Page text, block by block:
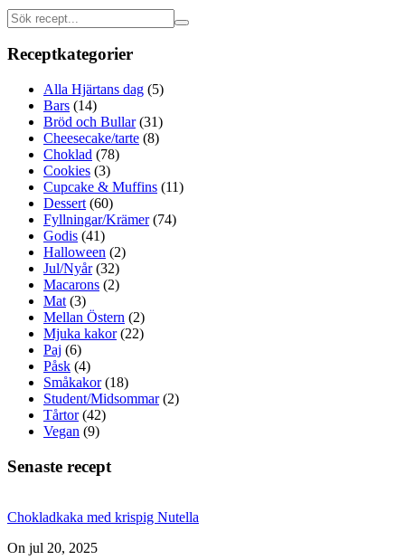
Receptkategorier
Alla Hjärtans dag (5)
Bars (14)
Bröd och Bullar(31)
Cheesecake/tarte (8)
Choklad (78)
Cookies (3)
Cupcake & Muffins (11)
Dessert (60)
Fyllningar/Krämer(74)
Godis (41)
Halloween (2)
Jul/Nyår(32)
Macarons (2)
Mat (3)
Mellan Östern (2)
Mjuka kakor(22)
Paj (6)
Påsk (4)
Småkakor(18)
Student/Midsommar(2)
Tårtor(42)
Vegan (9)
Senaste recept
Chokladkaka med krispig Nutella
On jul 20, 2025